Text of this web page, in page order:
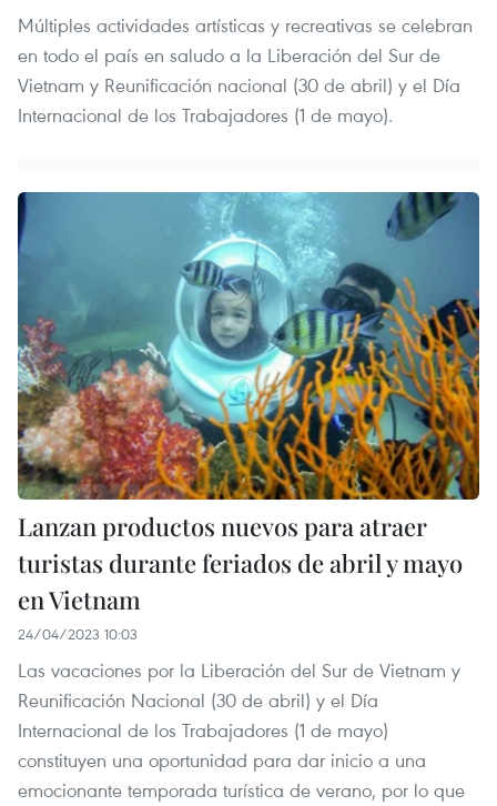
Múltiples actividades artísticas y recreativas se celebran
en todo el país en saludo a la Liberación del Sur de
Vietnam y Reunificación nacional (30 de abril) y el Día
Internacional de los Trabajadores (1 de mayo).
Lanzan productos nuevos para atraer
turistas durante feriados de abril y mayo
en Vietnam
24/04/2023 10:03
Las vacaciones por la Liberación del Sur de Vietnam y
Reunificación Nacional (30 de abril) y el Día
Internacional de los Trabajadores (1 de mayo)
constituyen una oportunidad para dar inicio a una
emocionante temporada turística de verano, por lo que